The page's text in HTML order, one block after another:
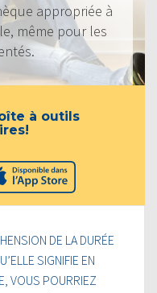
appropriée à
même pour les
à outils
DE LA DURÉE
SIGNIFIE EN
VOUS POURRIEZ